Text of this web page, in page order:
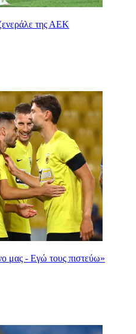
της ΑΕΚ
μας - Εγώ τους πιστεύω»